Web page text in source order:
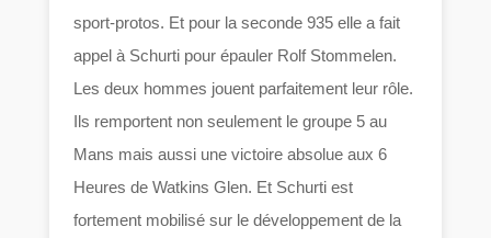
sport-protos. Et pour la seconde 935 elle a fait
appel à Schurti pour épauler Rolf Stommelen.
Les deux hommes jouent parfaitement leur rôle.
Ils remportent non seulement le groupe 5 au
Mans mais aussi une victoire absolue aux 6
Heures de Watkins Glen. Et Schurti est
fortement mobilisé sur le développement de la